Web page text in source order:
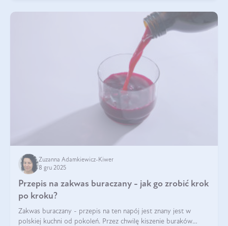
Zuzanna Adamkiewicz-Kiwer
8 gru 2025
Przepis na zakwas buraczany - jak go zrobić krok
po kroku?
Zakwas buraczany - przepis na ten napój jest znany jest w
polskiej kuchni od pokoleń. Przez chwilę kiszenie buraków